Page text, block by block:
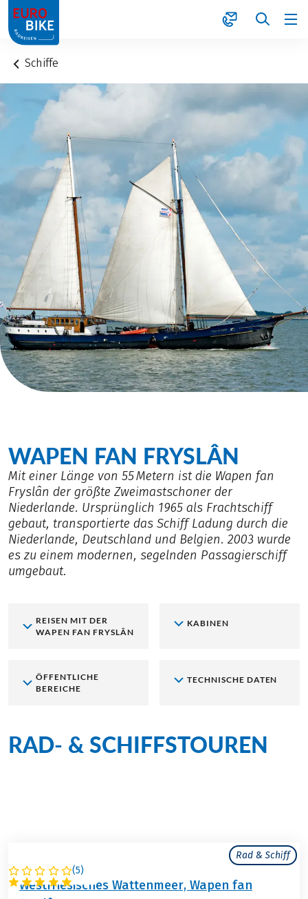
1
Schiffe
WAPEN FAN FRYSLÂN
Mit einer Länge von 55 Metern ist die Wapen fan
Fryslân der größte Zweimastschoner der
Niederlande. Ursprünglich 1965 als Frachtschiff
gebaut, transportierte das Schiff Ladung durch die
Niederlande, Deutschland und Belgien. 2003 wurde
es zu einem modernen, segelnden Passagierschiff
umgebaut.
REISEN MIT DER
WAPEN FAN FRYSLÂN
KABINEN
ÖFFENTLICHE
BEREICHE
TECHNISCHE DATEN
RAD- & SCHIFFSTOUREN
Rad & Schiff
(5)
NIEDERLANDE
Westfriesisches Wattenmeer, Wapen fan